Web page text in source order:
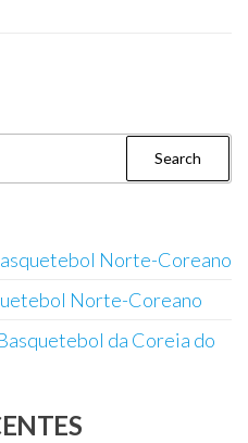
Norte-Coreano
Norte-Coreano
da Coreia do